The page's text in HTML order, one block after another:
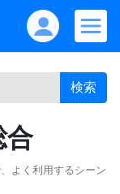
検索
合
よく利用するシーン